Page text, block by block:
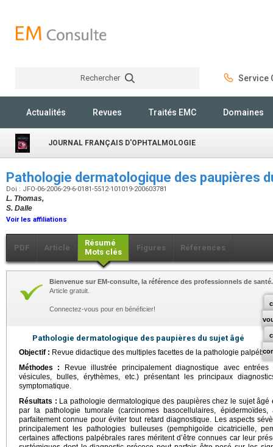
Rechercher Service
Actualités Revues Traités EMC Domaines
JOURNAL FRANÇAIS D'OPHTALMOLOGIE
Pathologie dermatologique des paupières
Doi : JFO-06-2006-29-6-0181-5512-101019-200603781
L. Thomas,
S. Dalle
Voir les affiliations
PDF Article
Résumé
Mots clés
Figures Références
Bienvenue sur EM-consulte, la référence des professionnels de santé.
Article gratuit.
Connectez-vous pour en bénéficier!
Pathologie dermatologique des paupières du sujet âgé
Objectif : Revue didactique des multiples facettes de la pathologie
Méthodes :
Revue illustrée principalement diagnostique avec
vésicules, bulles, érythèmes, etc.) présentant les principaux
symptomatique.
Résultats : La pathologie dermatologique des paupières chez le sujet
par la pathologie tumorale (carcinomes basocellulaires,
parfaitement connue pour éviter tout retard diagnostique. Les aspects
principalement les pathologies bulleuses (pemphigoïde cicatricielle,
certaines affections palpébrales rares méritent d’être connues car leur